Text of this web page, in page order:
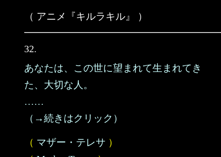
（ アニメ『キルラキル』 ）
32.
あなたは、この世に望まれて生まれてき
た、大切な人。
……
（→続きはクリック）
（ マザー・テレサ ）